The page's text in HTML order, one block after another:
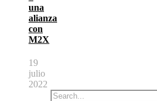
una
alianza
con
M2X
19
julio
2022